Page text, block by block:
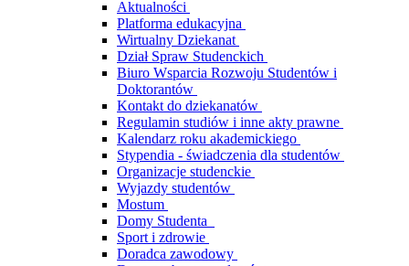
Aktualności
Platforma edukacyjna
Wirtualny Dziekanat
Dział Spraw Studenckich
Biuro Wsparcia Rozwoju Studentów i
Doktorantów
Kontakt do dziekanatów
Regulamin studiów i inne akty prawne
Kalendarz roku akademickiego
Stypendia - świadczenia dla studentów
Organizacje studenckie
Wyjazdy studentów
Mostum
Domy Studenta
Sport i zdrowie
Doradca zawodowy